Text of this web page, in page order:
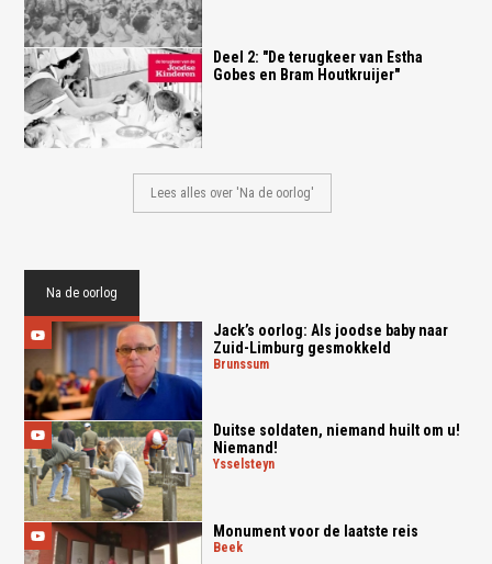
Deel 2: "De terugkeer van Estha
Gobes en Bram Houtkruijer"
Lees alles over 'Na de oorlog'
Na de oorlog
Jack’s oorlog: Als joodse baby naar
Zuid-Limburg gesmokkeld
brunssum
Duitse soldaten, niemand huilt om u!
Niemand!
ysselsteyn
Monument voor de laatste reis
beek